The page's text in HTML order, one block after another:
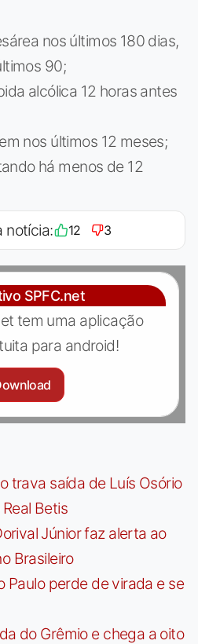
nos últimos 180 dias,
90;
alcólica 12 horas antes
nos últimos 12 meses;
há menos de 12
notícia: 12 3
SPFC.net
tem uma aplicação
para android!
trava saída de Luís Osório
Betis
Júnior faz alerta ao
Brasileiro
Paulo perde de virada e se
do Grêmio e chega a oito